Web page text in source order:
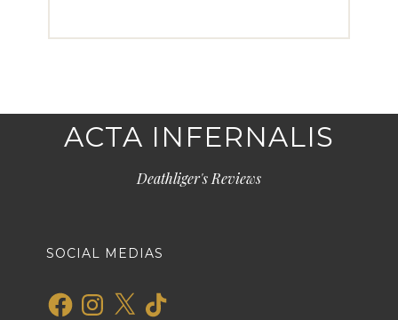
ACTA INFERNALIS
Deathliger's Reviews
SOCIAL MEDIAS
FacebookInstagram
X TikTok